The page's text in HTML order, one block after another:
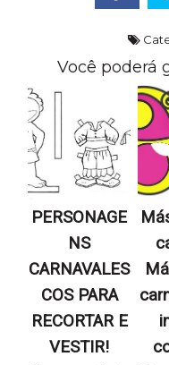
Você poderá
PERSONAGE
NS
CARNAVALES
COS PARA
RECORTAR E
VESTIR!